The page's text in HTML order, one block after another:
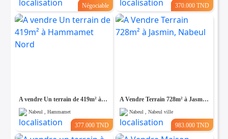
Négociable 370.000 TND
A vendre Un terrain de 419m² à Hammamet Nord
Nabeul , Hammamet
377.000 TND
A Vendre Terrain 728m² à Jasmin, Nabeul
Nabeul , Nabeul ville
983.000 TND